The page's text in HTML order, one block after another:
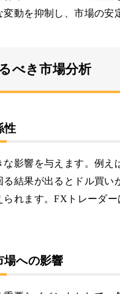
動を抑制し、市場の安
べき市場分析
性
影響を与えます。例
結果が出るとドル買
れます。FXトレーダ
場への影響